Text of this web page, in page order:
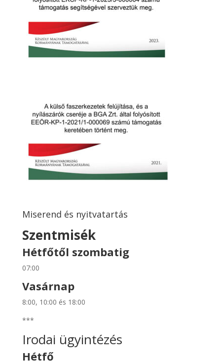
Miserend és nyitvatartás
Szentmisék
Hétfőtől szombatig
07:00
Vasárnap
8:00, 10:00 és 18:00
***
Irodai ügyintézés
Hétfő